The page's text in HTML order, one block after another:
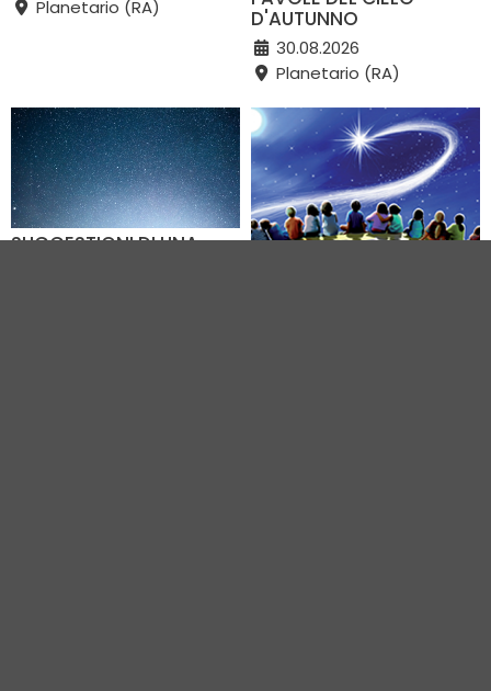
Planetario (RA)
D'AUTUNNO
30.08.2026
Planetario (RA)
SUGGESTIONI DI UNA